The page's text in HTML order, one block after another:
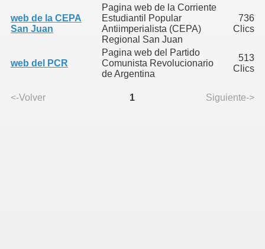
web de la CEPA
San Juan
Pagina web de la Corriente
Estudiantil Popular
Antiimperialista (CEPA)
Regional San Juan
736
Clics
web del PCR
Pagina web del Partido
Comunista Revolucionario
de Argentina
513
Clics
<-Volver 1 Siguiente->